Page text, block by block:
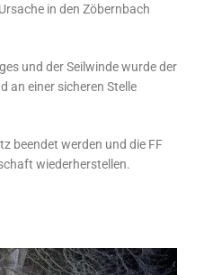
in den Zöbernbach
und der Seilwinde wurde der
an einer sicheren Stelle
beendet werden und die FF
wiederherstellen.